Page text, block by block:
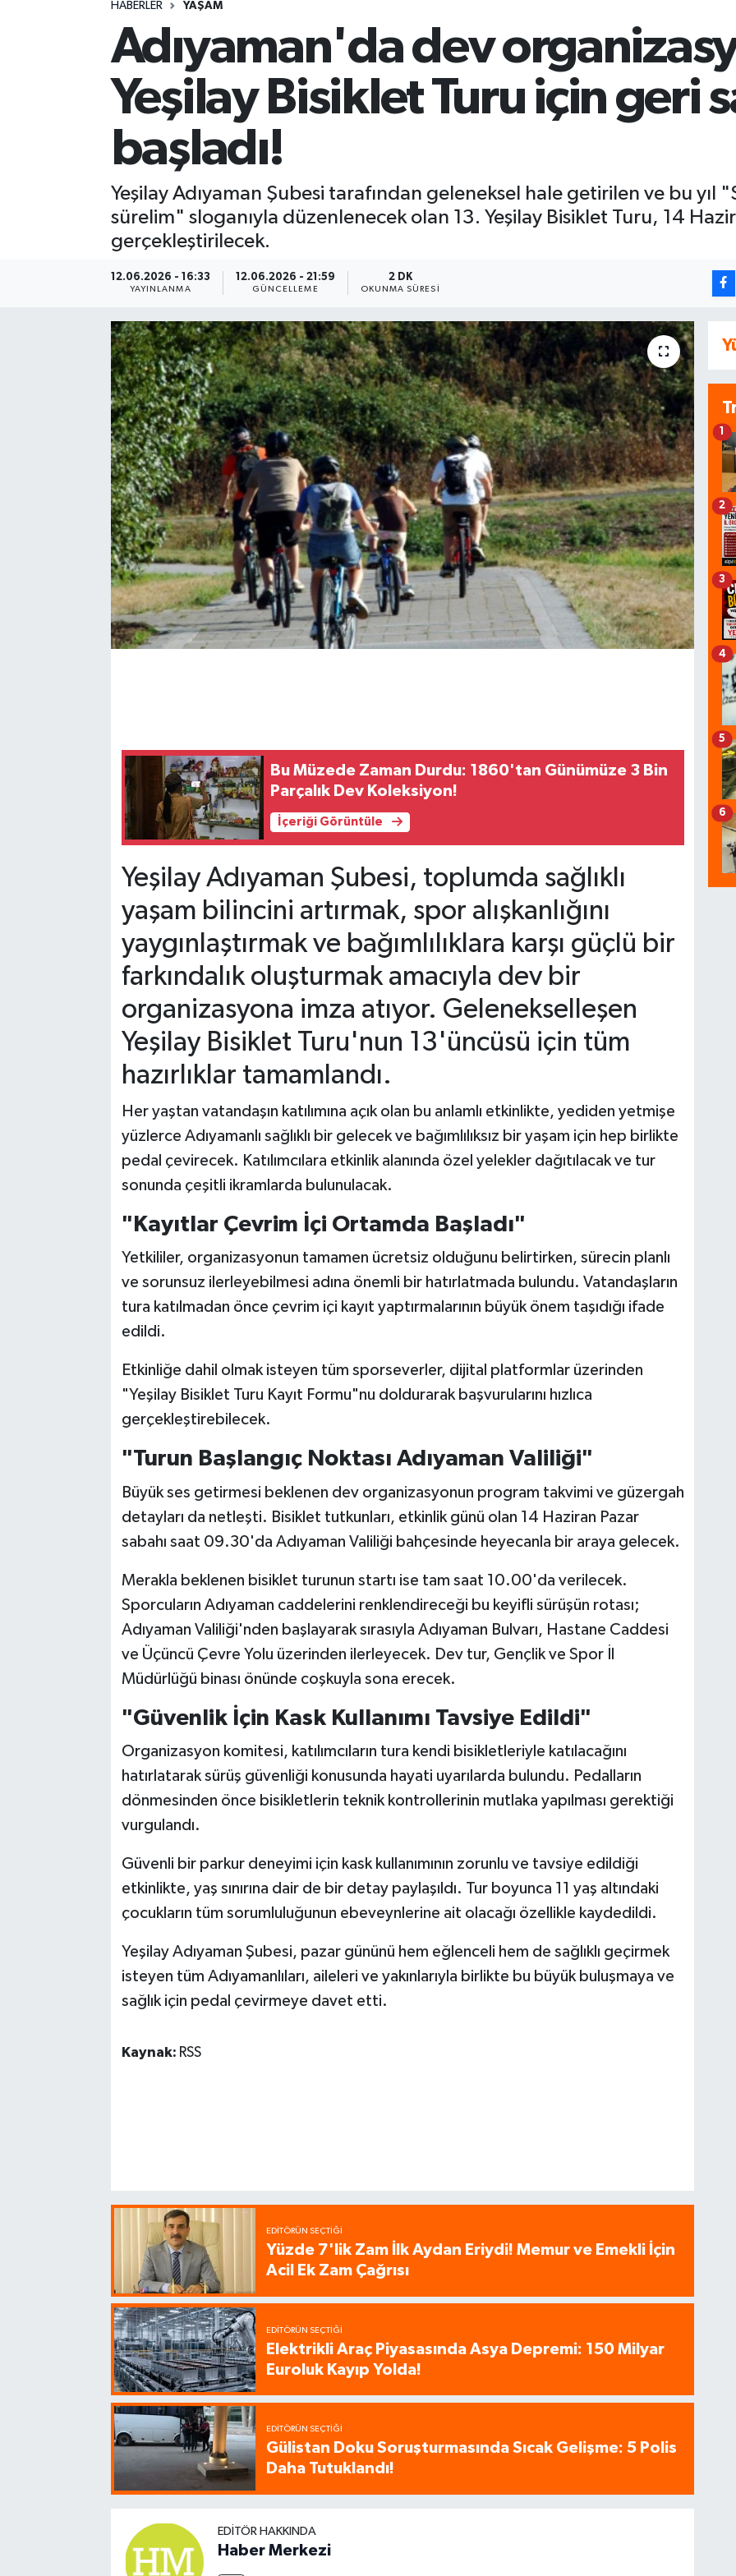
HABERLER YAŞAM
Adıyaman'da dev
Yeşilay Bisiklet Turu için geri
başladı!
Yeşilay Adıyaman Şubesi tarafından geleneksel hale getirilen ve bu yıl
sürelim" sloganıyla düzenlenecek olan 13. Yeşilay Bisiklet Turu, 14
gerçekleştirilecek.
12.06.2026 - 16:33
YAYINLANMA
12.06.2026 - 21:59
GÜNCELLEME
2 DK
OKUNMA SÜRESI
Bu Müzede Zaman Durdu: 1860'tan Günümüze 3 Bin
Parçalık Dev Koleksiyon!
İçeriği Görüntüle
Yeşilay Adıyaman Şubesi, toplumda sağlıklı
yaşam bilincini artırmak, spor alışkanlığını
yaygınlaştırmak ve bağımlılıklara karşı güçlü bir
farkındalık oluşturmak amacıyla dev bir
organizasyona imza atıyor. Gelenekselleşen
Yeşilay Bisiklet Turu'nun 13'üncüsü için tüm
hazırlıklar tamamlandı.
Her yaştan vatandaşın katılımına açık olan bu anlamlı etkinlikte, yediden yetmişe
yüzlerce Adıyamanlı sağlıklı bir gelecek ve bağımlılıksız bir yaşam için hep birlikte
pedal çevirecek. Katılımcılara etkinlik alanında özel yelekler dağıtılacak ve tur
sonunda çeşitli ikramlarda bulunulacak.
"Kayıtlar Çevrim İçi Ortamda Başladı"
Yetkililer, organizasyonun tamamen ücretsiz olduğunu belirtirken, sürecin planlı
ve sorunsuz ilerleyebilmesi adına önemli bir hatırlatmada bulundu. Vatandaşların
tura katılmadan önce çevrim içi kayıt yaptırmalarının büyük önem taşıdığı ifade
edildi.
Etkinliğe dahil olmak isteyen tüm sporseverler, dijital platformlar üzerinden
"Yeşilay Bisiklet Turu Kayıt Formu"nu doldurarak başvurularını hızlıca
gerçekleştirebilecek.
"Turun Başlangıç Noktası Adıyaman Valiliği"
Büyük ses getirmesi beklenen dev organizasyonun program takvimi ve güzergah
detayları da netleşti. Bisiklet tutkunları, etkinlik günü olan 14 Haziran Pazar
sabahı saat 09.30'da Adıyaman Valiliği bahçesinde heyecanla bir araya gelecek.
Merakla beklenen bisiklet turunun startı ise tam saat 10.00'da verilecek.
Sporcuların Adıyaman caddelerini renklendireceği bu keyifli sürüşün rotası;
Adıyaman Valiliği'nden başlayarak sırasıyla Adıyaman Bulvarı, Hastane Caddesi
ve Üçüncü Çevre Yolu üzerinden ilerleyecek. Dev tur, Gençlik ve Spor İl
Müdürlüğü binası önünde coşkuyla sona erecek.
"Güvenlik İçin Kask Kullanımı Tavsiye Edildi"
Organizasyon komitesi, katılımcıların tura kendi bisikletleriyle katılacağını
hatırlatarak sürüş güvenliği konusunda hayati uyarılarda bulundu. Pedalların
dönmesinden önce bisikletlerin teknik kontrollerinin mutlaka yapılması gerektiği
vurgulandı.
Güvenli bir parkur deneyimi için kask kullanımının zorunlu ve tavsiye edildiği
etkinlikte, yaş sınırına dair de bir detay paylaşıldı. Tur boyunca 11 yaş altındaki
çocukların tüm sorumluluğunun ebeveynlerine ait olacağı özellikle kaydedildi.
Yeşilay Adıyaman Şubesi, pazar gününü hem eğlenceli hem de sağlıklı geçirmek
isteyen tüm Adıyamanlıları, aileleri ve yakınlarıyla birlikte bu büyük buluşmaya ve
sağlık için pedal çevirmeye davet etti.
Kaynak: RSS
EDITÖRÜN SEÇTIĞI
Yüzde 7'lik Zam İlk Aydan Eriydi! Memur ve Emekli İçin
Acil Ek Zam Çağrısı
EDITÖRÜN SEÇTIĞI
Elektrikli Araç Piyasasında Asya Depremi: 150 Milyar
Euroluk Kayıp Yolda!
EDITÖRÜN SEÇTIĞI
Gülistan Doku Soruşturmasında Sıcak Gelişme: 5 Polis
Daha Tutuklandı!
EDITÖR HAKKINDA
Haber Merkezi
1
2
3
4
5
6